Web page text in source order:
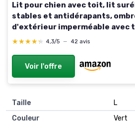
Lit pour chien avec toit, lit
stables et antidérapants,
d'extérieur imperméable avec
chiens, camping, intérieur et
★★★★★
★★★★★ 4,3/5 — 42 avis
Voir l'offre
Taille
L
Couleur
Vert